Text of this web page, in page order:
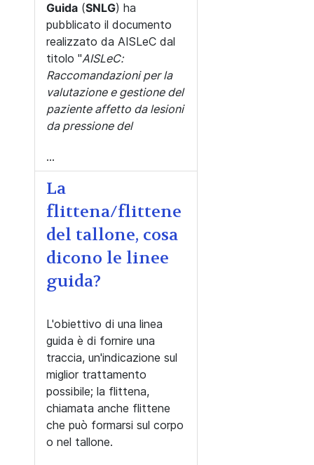
Guida (SNLG) ha
pubblicato il documento
realizzato da AISLeC dal
titolo "AISLeC:
Raccomandazioni per la
valutazione e gestione del
paziente affetto da lesioni
da pressione del
...
La
flittena/flittene
del tallone, cosa
dicono le linee
guida?
L'obiettivo di una linea
guida è di fornire una
traccia, un'indicazione sul
miglior trattamento
possibile; la flittena,
chiamata anche flittene
che può formarsi sul corpo
o nel tallone.